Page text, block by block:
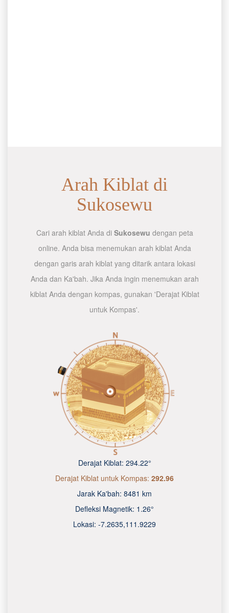
Arah Kiblat di
Sukosewu
Cari arah kiblat Anda di Sukosewu dengan peta
online. Anda bisa menemukan arah kiblat Anda
dengan garis arah kiblat yang ditarik antara lokasi
Anda dan Ka'bah. Jika Anda ingin menemukan arah
kiblat Anda dengan kompas, gunakan 'Derajat Kiblat
untuk Kompas'.
Derajat Kiblat: 294.22°
Derajat Kiblat untuk Kompas: 292.96
Jarak Ka'bah: 8481 km
Defleksi Magnetik: 1.26°
Lokasi: -7.2635,111.9230